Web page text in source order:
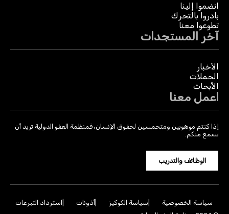
انضموا إلينا
بادروا بالتحرك
تطوعوا معنا
آخر المستجدات
الأخبار
الحملات
الأبحاث
اعمل معنا
إذا كنتم موهوبين ومتحمسين لحقوق الإنسان، فمنظمة العفو الدولية تريد أن
تسمع منكم.
الوظائف والتدريب
سياسة الخصوصية سياسة الكوكيز أذونات
استرداد التبرعات